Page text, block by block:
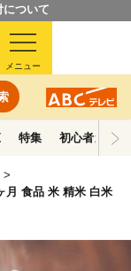
ついて
メニュー
特集 初心者ガイド
月 食品 米 精米 白米